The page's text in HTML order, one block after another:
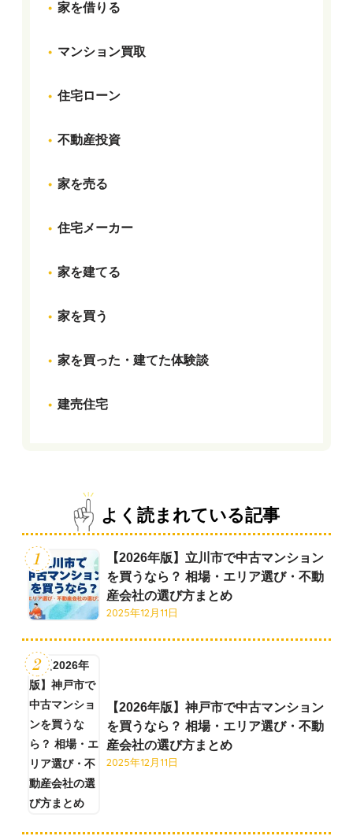
家を借りる
マンション買取
住宅ローン
不動産投資
家を売る
住宅メーカー
家を建てる
家を買う
家を買った・建てた体験談
建売住宅
よく読まれている記事
【2026年版】立川市で中古マンション
を買うなら？ 相場・エリア選び・不動
産会社の選び方まとめ
2025年12月11日
【2026年版】神戸市で中古マンション
を買うなら？ 相場・エリア選び・不動
産会社の選び方まとめ
2025年12月11日